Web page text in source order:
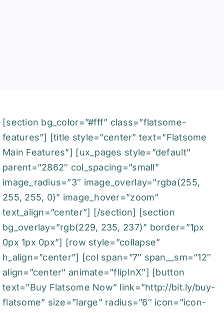
[section bg_color=”#fff” class=”flatsome-
features”] [title style=”center” text=”Flatsome
Main Features”] [ux_pages style=”default”
parent=”2862″ col_spacing=”small”
image_radius=”3″ image_overlay=”rgba(255,
255, 255, 0)” image_hover=”zoom”
text_align=”center”] [/section] [section
bg_overlay=”rgb(229, 235, 237)” border=”1px
0px 1px 0px”] [row style=”collapse”
h_align=”center”] [col span=”7″ span__sm=”12″
align=”center” animate=”flipInX”] [button
text=”Buy Flatsome Now” link=”http://bit.ly/buy-
flatsome” size=”large” radius=”6″ icon=”icon-